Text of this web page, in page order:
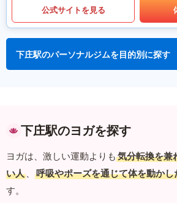
公式サイトを見る
下庄駅のパーソナルジムを目的別に探す
下庄駅のヨガを探す
ヨガは、激しい運動よりも 気分転換を兼
い人 、 呼吸やポーズを通じて体を動かし
す。